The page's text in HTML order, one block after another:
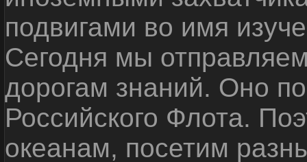
подвигами во имя
Сегодня мы
дорогам знаний. Оно
Российского Флота.
океанам, посетим